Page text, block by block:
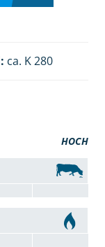
ca. K 280
HOCH